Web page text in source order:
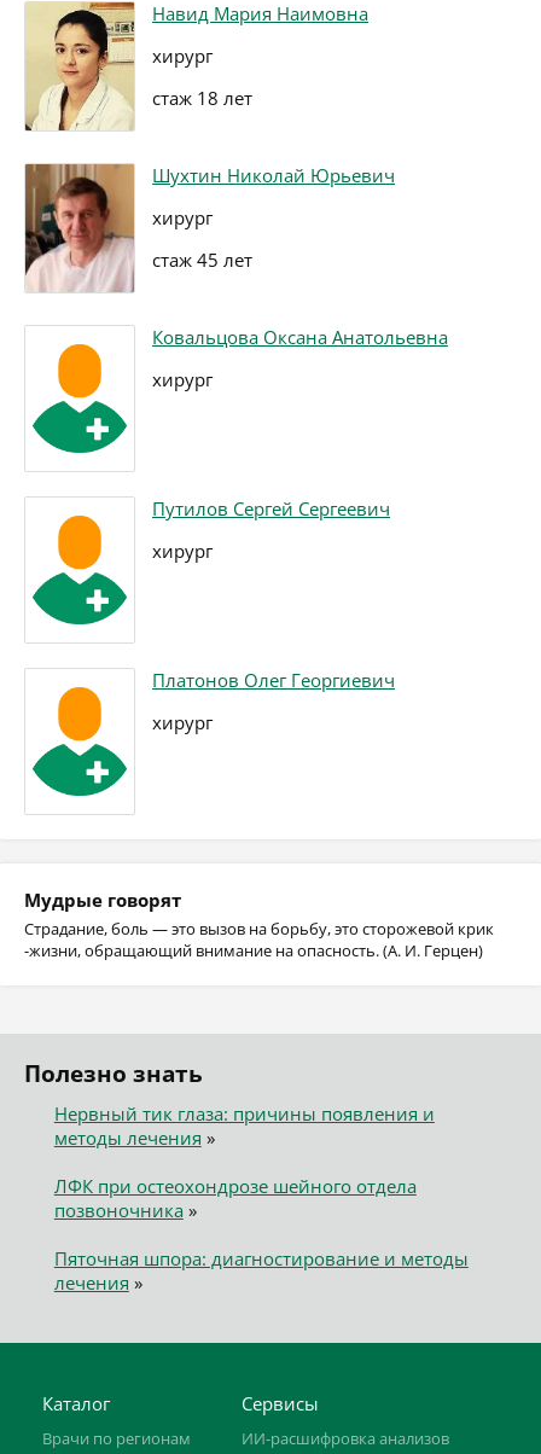
Навид Мария Наимовна
хирург
стаж 18 лет
Шухтин Николай Юрьевич
хирург
стаж 45 лет
Ковальцова Оксана Анатольевна
хирург
Путилов Сергей Сергеевич
хирург
Платонов Олег Георгиевич
хирург
Мудрые говорят
Страдание, боль — это вызов на борьбу, это сторожевой крик
-жизни, обращающий внимание на опасность. (А. И. Герцен)
Полезно знать
Нервный тик глаза: причины появления и
методы лечения »
ЛФК при остеохондрозе шейного отдела
позвоночника»
Пяточная шпора: диагностирование и методы
лечения »
Каталог
Врачи по регионам
Сервисы
ИИ-расшифровка анализов